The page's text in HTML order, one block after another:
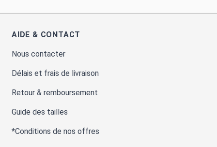
AIDE & CONTACT
Nous contacter
Délais et frais de livraison
Retour & remboursement
Guide des tailles
*Conditions de nos offres